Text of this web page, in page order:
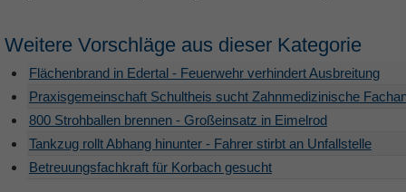
Weitere Vorschläge aus dieser Kategorie
Flächenbrand in Edertal - Feuerwehr verhindert Ausbreitung
Praxisgemeinschaft Schultheis sucht Zahnmedizinische
800 Strohballen brennen - Großeinsatz in Eimelrod
Tankzug rollt Abhang hinunter - Fahrer stirbt an Unfallstelle
Betreuungsfachkraft für Korbach gesucht